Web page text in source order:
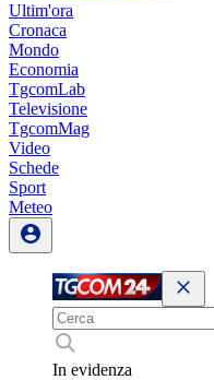
Ultim'ora
Cronaca
Mondo
Economia
TgcomLab
Televisione
TgcomMag
Video
Schede
Sport
Meteo
In evidenza